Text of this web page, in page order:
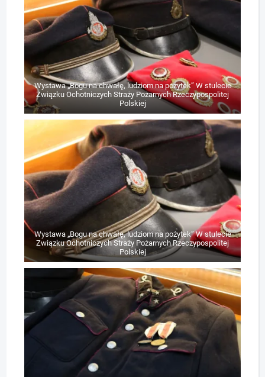
Wystawa „Bogu na chwałę, ludziom na pożytek” W stulecie
Związku Ochotniczych Straży Pożarnych Rzeczypospolitej
Polskiej
Wystawa „Bogu na chwałę, ludziom na pożytek” W stulecie
Związku Ochotniczych Straży Pożarnych Rzeczypospolitej
Polskiej